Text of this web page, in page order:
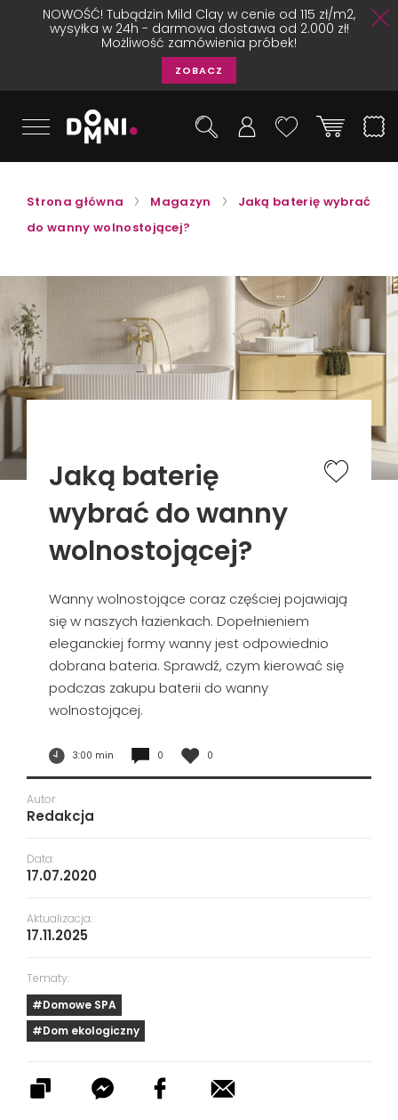
NOWOŚĆ! Tubądzin Mild Clay w cenie od 115 zł/m2,
wysyłka w 24h - darmowa dostawa od 2.000 zł!
Możliwość zamówienia próbek!
ZOBACZ
Strona główna Magazyn
Jaką baterię wybrać
do wanny wolnostojącej?
Jaką baterię
wybrać do wanny
wolnostojącej?
Wanny wolnostojące coraz częściej pojawiają
się w naszych łazienkach. Dopełnieniem
eleganckiej formy wanny jest odpowiednio
dobrana bateria. Sprawdź, czym kierować się
podczas zakupu baterii do wanny
wolnostojącej.
3:00 min 0 0
Autor:
Redakcja
Data:
17.07.2020
Aktualizacja:
17.11.2025
Tematy:
#Domowe SPA
#Dom ekologiczny